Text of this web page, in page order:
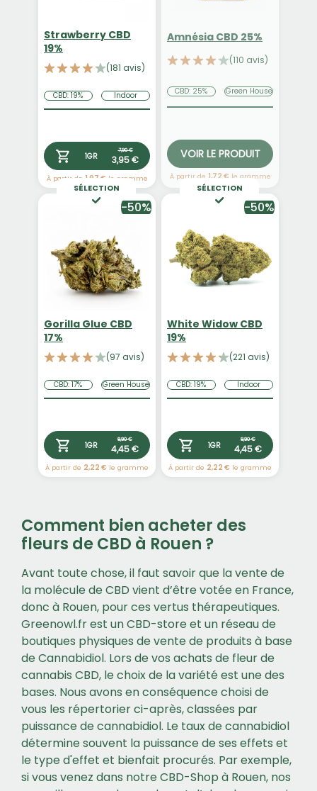
Strawberry CBD
19%
(181 avis)
CBD: 19% Indoor
1GR
7,90 €
3,95 €
À partir de 1,97 € le gramme
Amnésia CBD 25%
(110 avis)
CBD: 25% Green House
VOIR LE PRODUIT
À partir de 1,72 € le gramme
SÉLECTION
-50%
Gorilla Glue CBD
17%
(97 avis)
CBD: 17% Green House
1GR
8,90 €
4,45 €
À partir de 2,22 € le gramme
SÉLECTION
-50%
White Widow CBD
19%
(221 avis)
CBD: 19% Indoor
1GR
8,90 €
4,45 €
À partir de 2,22 € le gramme
Comment bien acheter des
fleurs de CBD à Rouen ?
Avant toute chose, il faut savoir que la vente de
la molécule de CBD vient d’être votée en France,
donc à Rouen, pour ces vertus thérapeutiques.
Greenowl.fr est un CBD-store et un réseau de
boutiques physiques de vente de produits à base
de Cannabidiol. Lors de vos achats de fleur de
cannabis CBD, le choix de la variété est une des
bases. Nous avons en conséquence choisi de
vous les répertorier ci-après, classées par
puissance de cannabidiol. Le taux de cannabidiol
détermine souvent la puissance de ses effets et
le type d'effet et bienfait procurés. Par exemple,
si vous venez dans notre CBD-Shop à Rouen, nos